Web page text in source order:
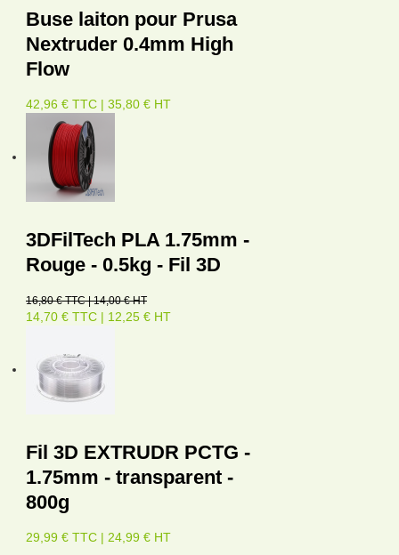
Buse laiton pour Prusa
Nextruder 0.4mm High
Flow
42,96 € TTC | 35,80 € HT
3DFilTech PLA 1.75mm -
Rouge - 0.5kg - Fil 3D
16,80 € TTC | 14,00 € HT
14,70 € TTC | 12,25 € HT
Fil 3D EXTRUDR PCTG -
1.75mm - transparent -
800g
29,99 € TTC | 24,99 € HT